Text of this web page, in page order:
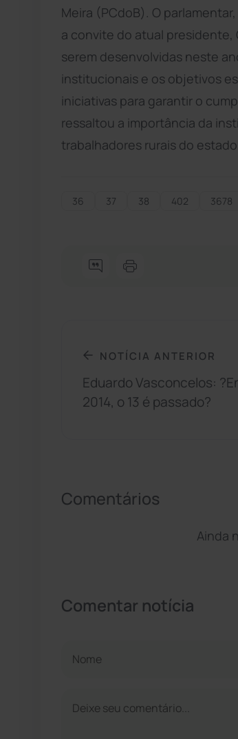
Meira (PCdoB). O
a convite do atual presidente,
serem desenvolvidas neste
institucionais e os objetivos
iniciativas para garantir o
ressaltou a importância da
trabalhadores rurais do
36 37 38 402 3678
NOTÍCIA ANTERIOR
Eduardo Vasconcelos:
2014, o 13 é passado?
Comentários
Ainda
Comentar notícia